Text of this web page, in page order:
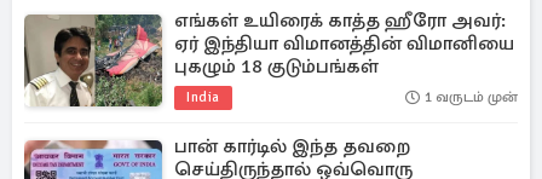
எங்கள் உயிரைக் காத்த ஹீரோ அவர்:
ஏர் இந்தியா விமானத்தின் விமானியை
புகழும் 18 குடும்பங்கள்
India 1 வருடம் முன்
பான் கார்டில் இந்த தவறை
செய்திருந்தால் ஒவ்வொரு